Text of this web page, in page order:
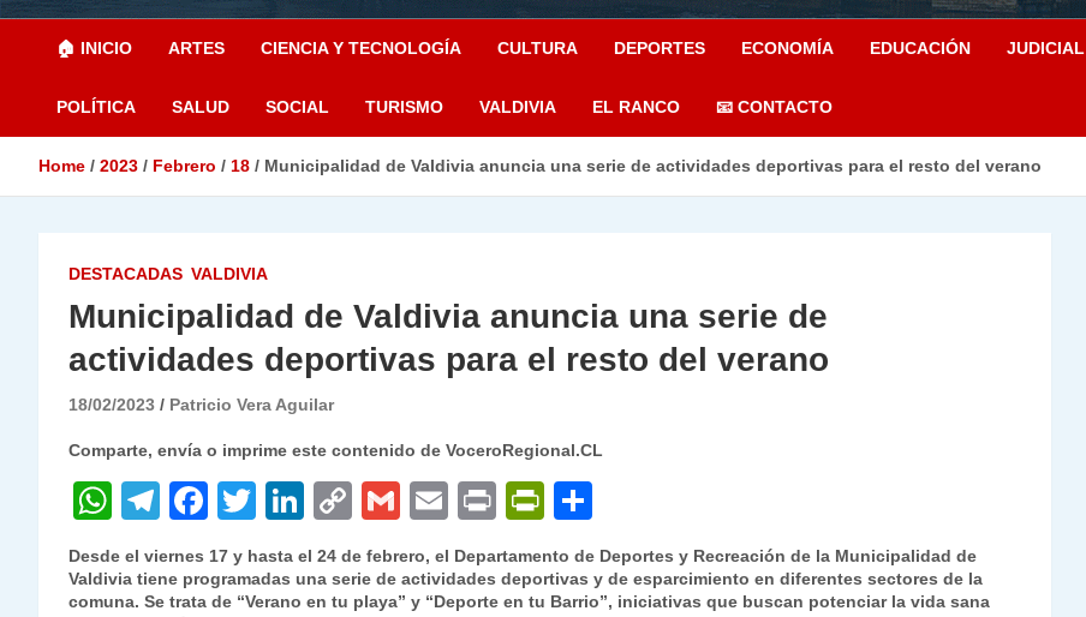
🏠 INICIO ARTES CIENCIA Y TECNOLOGÍA CULTURA DEPORTES ECONOMÍA EDUCACIÓN JUDICIAL
POLÍTICA SALUD SOCIAL TURISMO VALDIVIA EL RANCO 📧 CONTACTO
Home 2023 Febrero 18 Municipalidad de Valdivia anuncia una serie de actividades deportivas para el resto del verano
DESTACADAS VALDIVIA
Municipalidad de Valdivia anuncia una serie de
actividades deportivas para el resto del verano
18/02/2023 Patricio Vera Aguilar
Comparte, envía o imprime este contenido de VoceroRegional.CL
W
at
T
e
F
a
c
T
w
itt
Li
n
k
C
o
p
G
ai
E
m
ai
P
ri
nt
P
ri
nt
o
m
Desde el viernes 17 y hasta el 24 de febrero, el Departamento de Deportes y Recreación de la Municipalidad de
Valdivia tiene programadas una serie de actividades deportivas y de esparcimiento en diferentes sectores de la
comuna. Se trata de “Verano en tu playa” y “Deporte en tu Barrio”, iniciativas que buscan potenciar la vida sana